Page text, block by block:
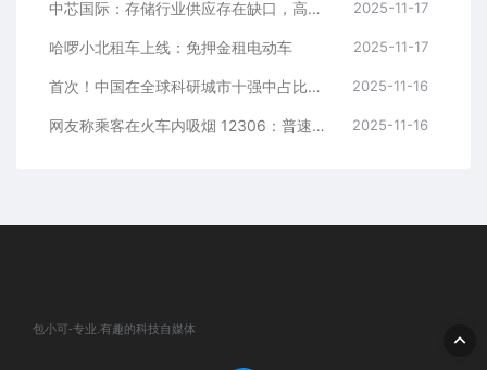
中芯国际：存储行业供应存在缺口，高价位态势将持续 2025-11-17
哈啰小北租车上线：免押金租电动车 2025-11-17
首次！中国在全球科研城市十强中占比超半 2025-11-16
网友称乘客在火车内吸烟 12306：普速列车车厢连接处允许吸烟 2025-11-16
包小可-专业.有趣的科技自媒体